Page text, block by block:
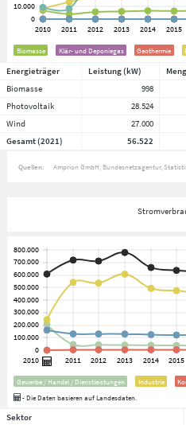
Biomasse Klär- und Deponiegas Geothermie
Energieträger Leistung (kW)
Biomasse
998
Photovoltaik
28.524
Wind
27.000
Gesamt (2021)
56.522
Quellen: Amprion GmbH Bundesnetzagentur
Gewerbe / Handel / Dienstleistungen Industrie
- Die Daten basieren auf Landesdaten.
Sektor